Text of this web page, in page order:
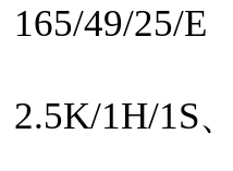
49/25/E
2.5K/1H/1S